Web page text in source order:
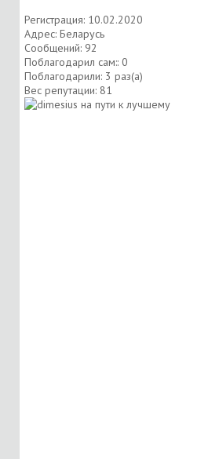
Регистрация: 10.02.2020
Адрес: Беларусь
Сообщений: 92
Поблагодарил сам:: 0
Поблагодарили: 3 раз(а)
Вес репутации: 81